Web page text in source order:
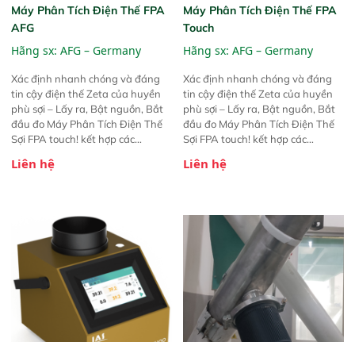
Máy Phân Tích Điện Thế FPA
AFG
Hãng sx: AFG – Germany
Xác định nhanh chóng và đáng
tin cậy điện thế Zeta của huyền
phù sợi – Lấy ra, Bật nguồn, Bắt
đầu đo Máy Phân Tích Điện Thế
Sợi FPA touch! kết hợp các
được chứng minh với sự đơn giản
trước đó. Nhưng so với các phiên
bản trước, FPA touch! nhỏ hơn và
nhẹ hơn đáng kể, đồng thời được
nâng cấp với các tính năng mới.
Liên hệ
Máy Phân Tích Điện Thế FPA
Touch
Hãng sx: AFG – Germany
Xác định nhanh chóng và đáng
tin cậy điện thế Zeta của huyền
phù sợi – Lấy ra, Bật nguồn, Bắt
đầu đo Máy Phân Tích Điện Thế
Sợi FPA touch! kết hợp các
được chứng minh với sự đơn giản
trước đó. Nhưng so với các phiên
bản trước, FPA touch! nhỏ hơn và
nhẹ hơn đáng kể, đồng thời được
nâng cấp với các tính năng mới.
Liên hệ